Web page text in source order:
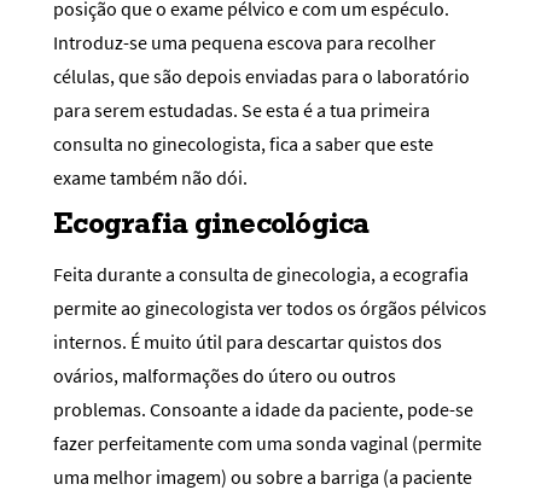
posição que o exame pélvico e com um espéculo.
Introduz-se uma pequena escova para recolher
células, que são depois enviadas para o laboratório
para serem estudadas. Se esta é a tua primeira
consulta no ginecologista, fica a saber que este
exame também não dói.
Ecografia ginecológica
Feita durante a consulta de ginecologia, a ecografia
permite ao ginecologista ver todos os órgãos pélvicos
internos. É muito útil para descartar quistos dos
ovários, malformações do útero ou outros
problemas. Consoante a idade da paciente, pode-se
fazer perfeitamente com uma sonda vaginal (permite
uma melhor imagem) ou sobre a barriga (a paciente